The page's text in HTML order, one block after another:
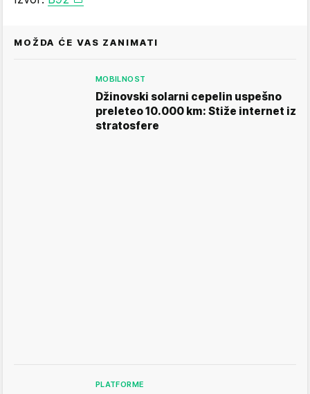
MOŽDA ĆE VAS ZANIMATI
MOBILNOST
Džinovski solarni cepelin uspešno
preleteo 10.000 km: Stiže internet iz
stratosfere
PLATFORME